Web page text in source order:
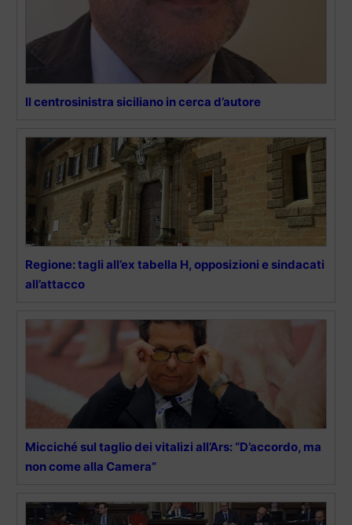
Il centrosinistra siciliano in cerca d’autore
Regione: tagli all’ex tabella H, opposizioni e sindacati
all’attacco
Micciché sul taglio dei vitalizi all’Ars: “D’accordo, ma
non come alla Camera”